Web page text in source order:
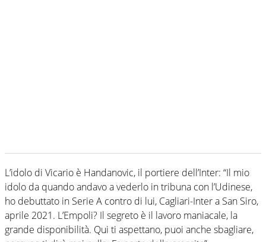
L’idolo di Vicario è Handanovic, il portiere dell’Inter: “Il mio
idolo da quando andavo a vederlo in tribuna con l’Udinese,
ho debuttato in Serie A contro di lui, Cagliari-Inter a San Siro,
aprile 2021. L’Empoli? Il segreto è il lavoro maniacale, la
grande disponibilità. Qui ti aspettano, puoi anche sbagliare,